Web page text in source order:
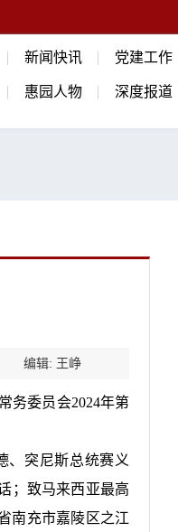
新闻快讯 党建工作
惠园人物 深度报道
编辑: 王峥
务委员会2024年第
、突尼斯总统赛义
；致马来西亚最高
南充市嘉陵区之江